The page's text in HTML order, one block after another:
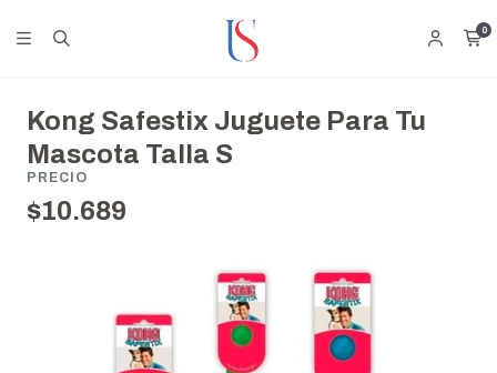
0
Kong Safestix Juguete Para Tu
Mascota Talla S
PRECIO
$10.689